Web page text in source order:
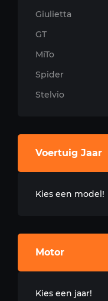
Giulietta
GT
MiTo
Spider
Stelvio
Voertuig Jaar
Kies een model!
Motor
Kies een jaar!